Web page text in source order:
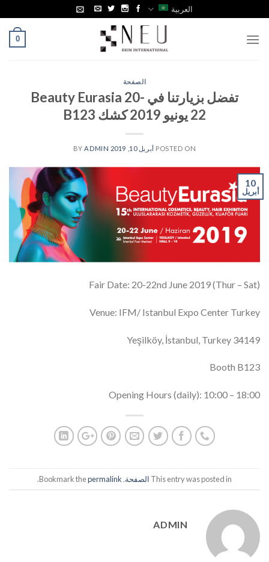
to
content
العربية
0
الصفحة
تفضل بزيارتنا في Beauty Eurasia 20-
22 يونيو 2019 كشك B123
POSTED ON أبريل 10, 2019 ADMIN
10
أبريل
Fair Date: 20-22nd June 2019 (Thur – Sat)
Venue: IFM/ Istanbul Expo Center Turkey
34149 Yeşilköy, İstanbul, Turkey
Booth B123
Opening Hours (daily): 10:00 – 18:00
This entry was posted in الصفحة. Bookmark the
permalink
.
ADMIN